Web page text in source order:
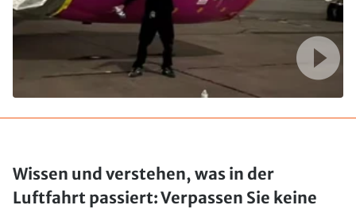
Wissen und verstehen, was in der
Luftfahrt passiert: Verpassen Sie keine